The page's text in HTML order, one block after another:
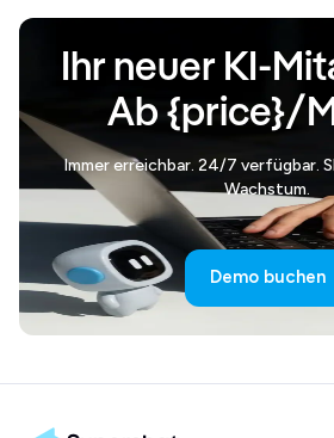
Ihr neuer KI-
Ab {price}/
Immer erreichbar. 24/7 verfügbar.
Wachstum.
Demo buchen